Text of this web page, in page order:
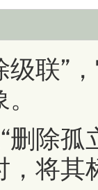
级联”
删除孤
，将其